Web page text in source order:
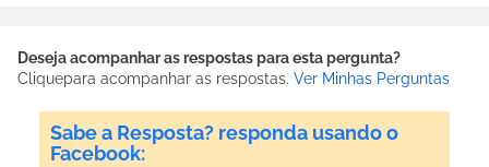
Deseja acompanhar as respostas para esta pergunta?
Cliquepara acompanhar as respostas. Ver Minhas Perguntas
Sabe a Resposta? responda usando o
Facebook: